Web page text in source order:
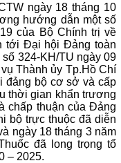
ngày 18 tháng 10
hướng dẫn một số
của Bộ Chính trị về
tới Đại hội Đảng toàn
324-KH/TU ngày 09
Thành ủy Tp.Hồ Chí
đảng bộ cơ sở và cấp
thời gian khẩn trương
chấp thuận của Đảng
bộ trực thuộc đã diễn
ngày 18 tháng 3 năm
đã long trọng tổ
– 2025.